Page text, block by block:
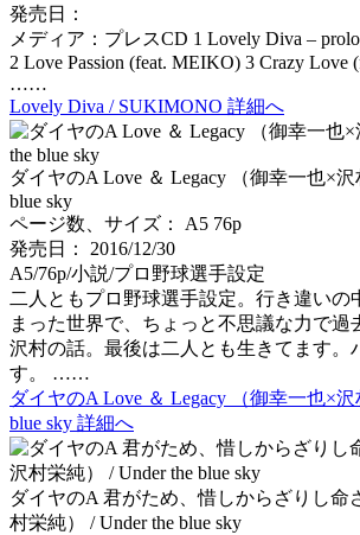
発売日：
メディア：プレスCD 1 Lovely Diva –
2 Love Passion (feat. MEIKO) 3 Crazy Love
……
Lovely Diva / SUKIMONO 詳細へ
ダイヤのA Love ＆ Legacy （御幸一也×沢
blue sky
ページ数、サイズ： A5 76p
発売日： 2016/12/30
A5/76p/小説/プロ野球選手設定
二人ともプロ野球選手設定。行き違いの
まった世界で、ちょっと不思議な力で過
沢村の話。最後は二人とも生きてます。
す。 ……
ダイヤのA Love ＆ Legacy （御幸一也×沢
blue sky 詳細へ
ダイヤのA 君がため、惜しからざりし命
村栄純） / Under the blue sky